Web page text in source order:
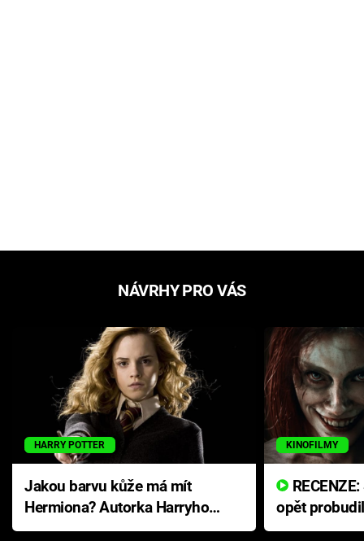
NÁVRHY PRO VÁS
HARRY POTTER
Jakou barvu kůže má mít
Hermiona? Autorka Harryho
Pottera přišla s ráznou
KINOFILMY
opět
přichází s